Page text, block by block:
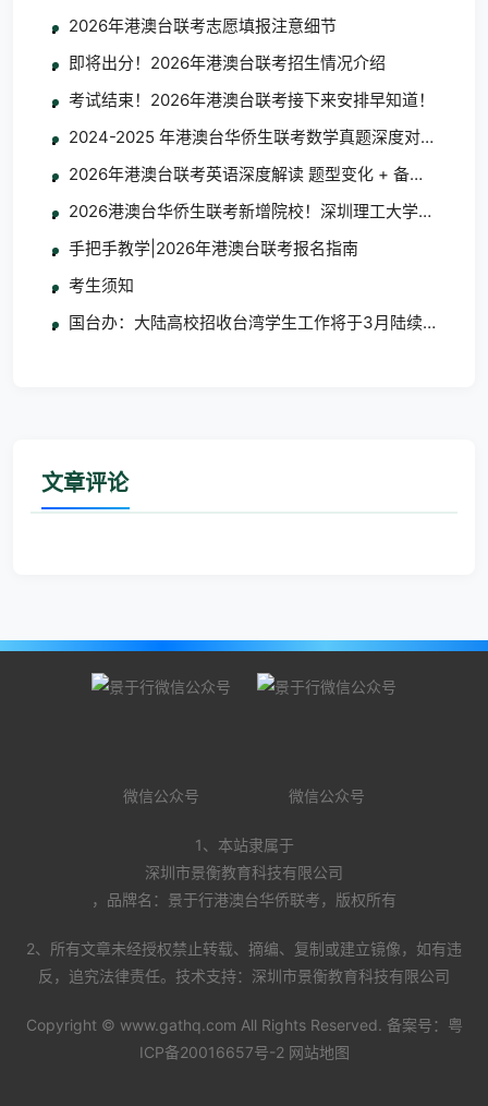
2026年港澳台联考志愿填报注意细节
即将出分！2026年港澳台联考招生情况介绍
考试结束！2026年港澳台联考接下来安排早知道！
2024-2025 年港澳台华侨生联考数学真题深度对比分析
2026年港澳台联考英语深度解读 题型变化 + 备考指南
2026港澳台华侨生联考新增院校！深圳理工大学/大湾区
手把手教学|2026年港澳台联考报名指南
考生须知
国台办：大陆高校招收台湾学生工作将于3月陆续启动
文章评论
微信公众号 微信公众号
1、本站隶属于
深圳市景衡教育科技有限公司
，品牌名：景于行港澳台华侨联考，版权所有
2、所有文章未经授权禁止转载、摘编、复制或建立镜像，如有违
反，追究法律责任。技术支持：深圳市景衡教育科技有限公司
Copyright © www.gathq.com All Rights Reserved. 备案号： 粤
ICP备20016657号-2 网站地图